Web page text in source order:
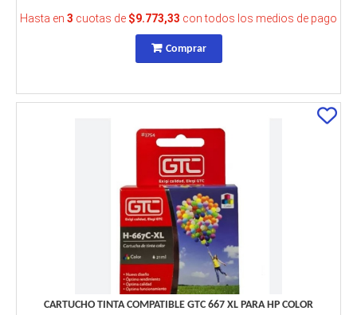
Hasta en 3 cuotas de $9.773,33 con todos los medios de pago
Comprar
CARTUCHO TINTA COMPATIBLE GTC 667 XL PARA HP COLOR